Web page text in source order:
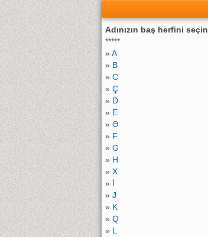
Adınızın baş herfini seçin
*****
»A
» B
» C
» Ç
» D
» E
» Ə
» F
» G
» H
» X
» İ
» J
» K
» Q
» L